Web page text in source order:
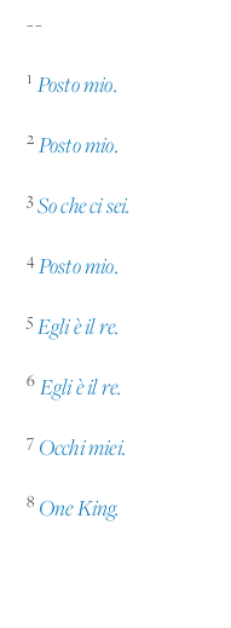
--
1 Posto mio.
2 Posto mio.
3 So che ci sei.
4 Posto mio.
5 Egli è il re.
6 Egli è il re.
7 Occhi miei.
8 One King.